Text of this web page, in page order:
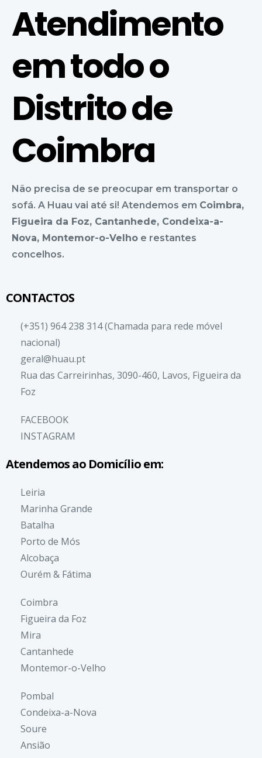
Atendimento
em todo o
Distrito de
Coimbra
Não precisa de se preocupar em transportar o
sofá. A Huau vai até si! Atendemos em Coimbra,
Figueira da Foz, Cantanhede, Condeixa-a-
Nova, Montemor-o-Velho e restantes
concelhos.
CONTACTOS
(+351) 964 238 314 (Chamada para rede móvel
nacional)
geral@huau.pt
Rua das Carreirinhas, 3090-460, Lavos, Figueira da
Foz
FACEBOOK
INSTAGRAM
Atendemos ao Domicílio em:
Leiria
Marinha Grande
Batalha
Porto de Mós
Alcobaça
Ourém & Fátima
Coimbra
Figueira da Foz
Mira
Cantanhede
Montemor-o-Velho
Pombal
Condeixa-a-Nova
Soure
Ansião